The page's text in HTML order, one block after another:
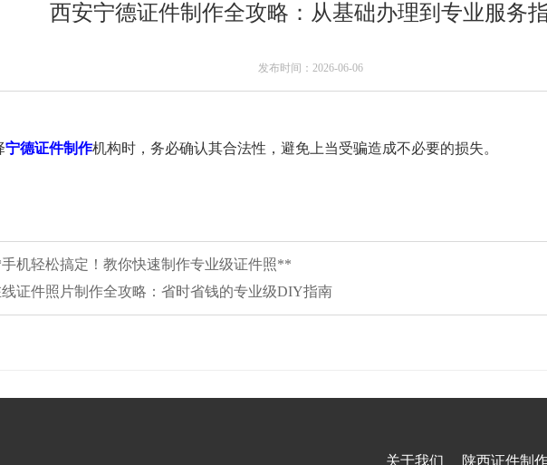
西安宁德证件制作全攻略：从基础办理到专业服务
发布时间：2026-06-06
宁德证件制作机构时，务必确认其合法性，避免上当受骗造成不必要的损失。
手机轻松搞定！教你快速制作专业级证件照**
证件照片制作全攻略：省时省钱的专业级DIY指南
关于我们 陕西证件制